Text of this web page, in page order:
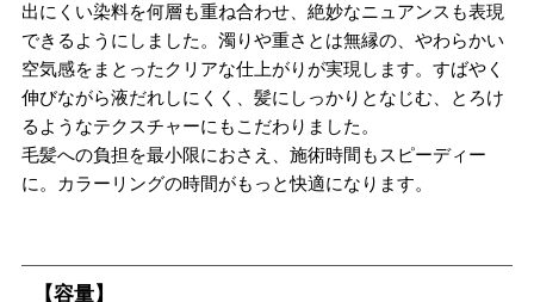
出にくい染料を何層も重ね合わせ、絶妙なニュアンスも表現
できるようにしました。濁りや重さとは無縁の、やわらかい
空気感をまとったクリアな仕上がりが実現します。すばやく
伸びながら液だれしにくく、髪にしっかりとなじむ、とろけ
るようなテクスチャーにもこだわりました。
毛髪への負担を最小限におさえ、施術時間もスピーディー
に。カラーリングの時間がもっと快適になります。
【容量】